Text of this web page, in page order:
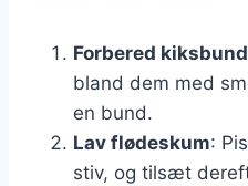
Forbered
bland dem med
en bund.
Lav flødeskum:
stiv, og tilsæt